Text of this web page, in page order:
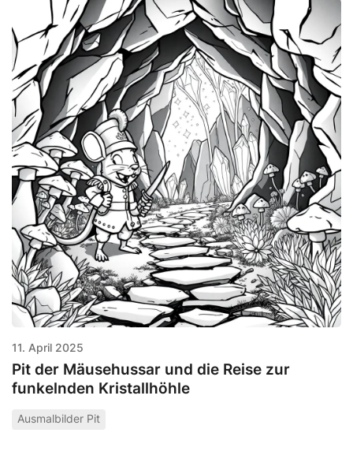
11. April 2025
Pit der Mäusehussar und die Reise zur
funkelnden Kristallhöhle
Ausmalbilder Pit